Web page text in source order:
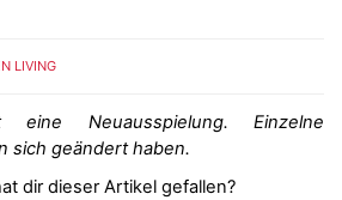
LIVING
Neuausspielung. Einzelne
sich geändert haben.
dir dieser Artikel gefallen?